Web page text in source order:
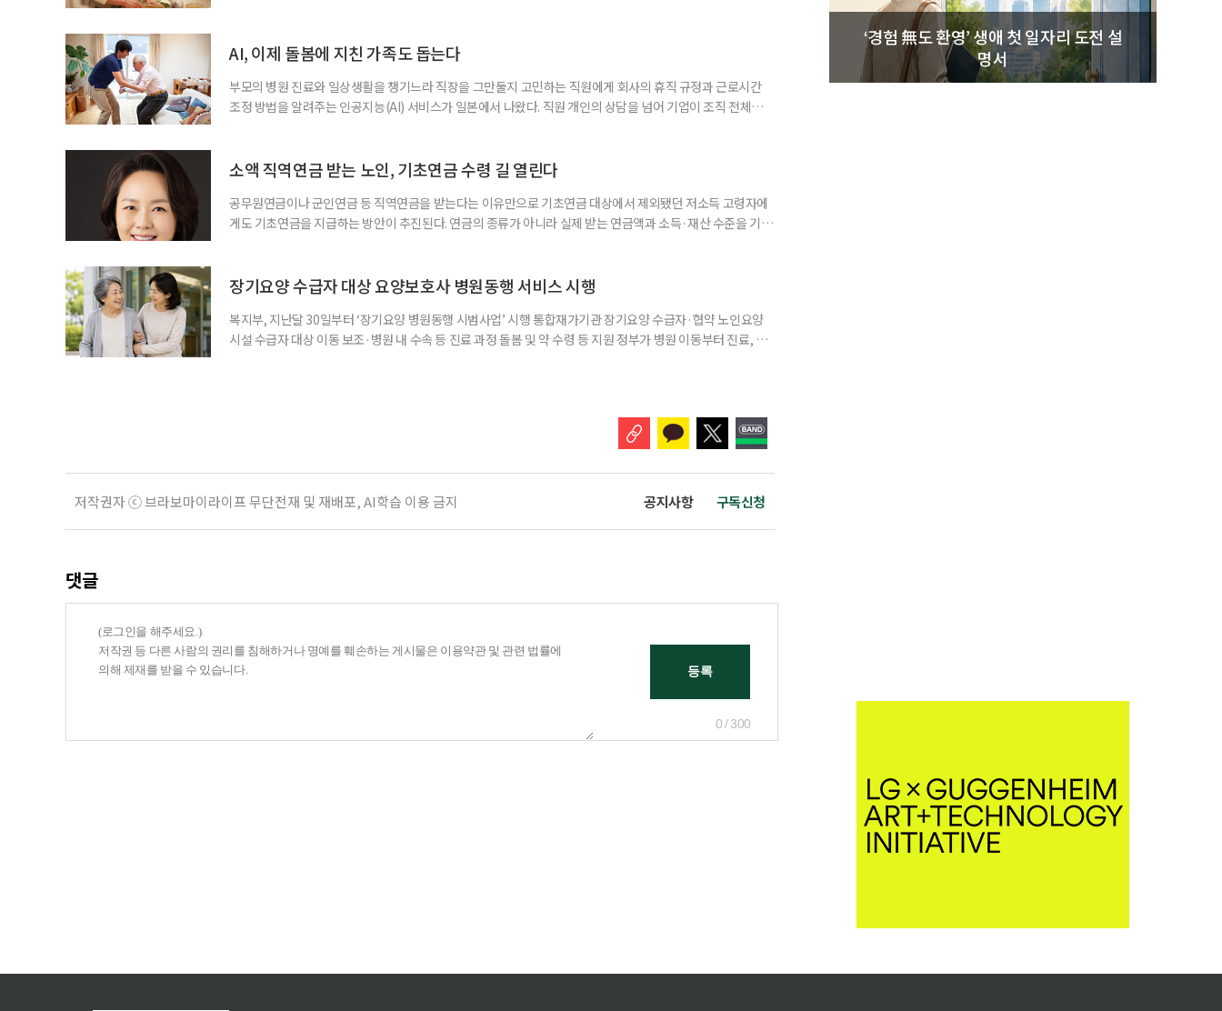
접 만든 음식이나 남은 음식이 차지하는 비중은 51%였다. 반찬과 냉동·즉석식품, 통조림 등 외부에서 조
AI, 이제 돌봄에 지친 가족도 돕는다
부모의 병원 진료와 일상생활을 챙기느라 직장을 그만둘지 고민하는 직원에게 회사의 휴직 규정과 근로시간
조정 방법을 알려주는 인공지능(AI) 서비스가 일본에서 나왔다. 직원 개인의 상담을 넘어 기업이 조직 전체의
다. 이 서비스를 사용하면 직원은 이름을 밝히지 않고 하루 24시간 AI와 상담할 수 있으며, 인
소액 직역연금 받는 노인, 기초연금 수령 길 열린다
공무원연금이나 군인연금 등 직역연금을 받는다는 이유만으로 기초연금 대상에서 제외됐던 저소득 고령자에
게도 기초연금을 지급하는 방안이 추진된다. 연금의 종류가 아니라 실제 받는 연금액과 소득·재산 수준을 기준
다. 최근 기초연금 구조 개편 논의가 이어지는 가운데, 정부도 그동안 소득·재산이 적어도 직역연금을 받는다
장기요양 수급자 대상 요양보호사 병원동행 서비스 시행
복지부, 지난달 30일부터 ‘장기요양 병원동행 시범사업’ 시행 통합재가기관 장기요양 수급자·협약 노인요양
시설 수급자 대상 이동 보조·병원 내 수속 등 진료 과정 돌봄 및 약 수령 등 지원 정부가 병원 이동부터 진료, 약
저작권자 ⓒ 브라보마이라이프 무단전재 및 재배포, AI학습 이용 금지 공지사항 구독신청
댓글
0 / 300
‘경험 無도 환영’ 생애 첫 일자리 도전 설
명서